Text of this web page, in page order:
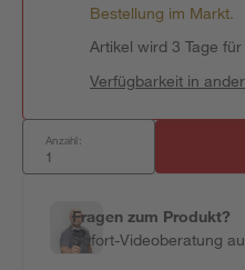
Bestellung im Markt.
Artikel wird 3 Tage
Verfügbarkeit in
Anzahl:
Fragen zum Produkt?
Sofort-Videoberatung